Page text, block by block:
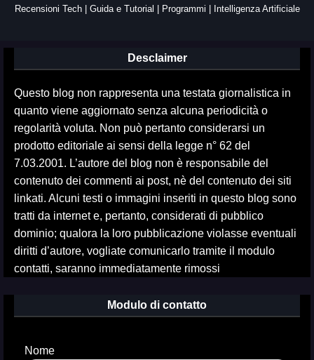
Recensioni Tech | Guida e Tutorial | Programmi | Intelligenza Artificiale
Desclaimer
Questo blog non rappresenta una testata giornalistica in
quanto viene aggiornato senza alcuna periodicità o
regolarità voluta. Non può pertanto considerarsi un
prodotto editoriale ai sensi della legge n° 62 del
7.03.2001. L’autore del blog non è responsabile del
contenuto dei commenti ai post, nè del contenuto dei siti
linkati. Alcuni testi o immagini inseriti in questo blog sono
tratti da internet e, pertanto, considerati di pubblico
dominio; qualora la loro pubblicazione violasse eventuali
diritti d’autore, vogliate comunicarlo tramite il modulo
contatti, saranno immediatamente rimossi
Modulo di contatto
Nome